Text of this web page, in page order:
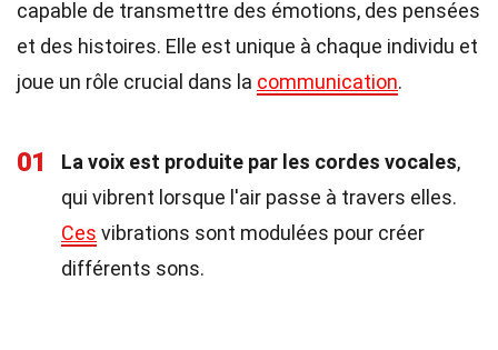
capable de transmettre des émotions, des pensées
et des histoires. Elle est unique à chaque individu et
joue un rôle crucial dans la communication.
01 La voix est produite par les cordes vocales,
qui vibrent lorsque l'air passe à travers elles.
Ces vibrations sont modulées pour créer
différents sons.